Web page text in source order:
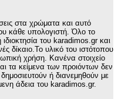
στα χρώματα και αυτό
κάθε υπολογιστή. Όλο το
του karadimos.gr και
δίκαιο.Το υλικό του ιστότοπου
χρήση. Κανένα στοιχείο
τα κείμενα των προιόντων δεν
ή διανεμηθούν με
άδεια του karadimos.gr.